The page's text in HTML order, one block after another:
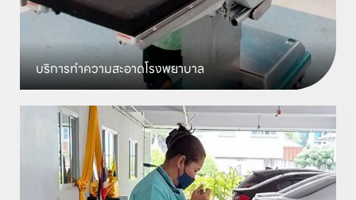
บริการทำความสะอาดโรงพยาบาล